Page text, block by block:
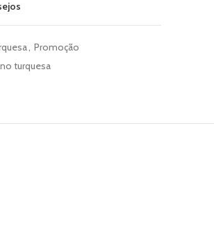
, Promoção
turquesa